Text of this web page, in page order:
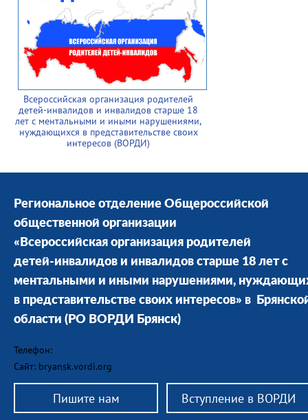
Всероссийская организация родителей
детей-инвалидов и инвалидов старше 18
лет с ментальными и иными нарушениями,
нуждающихся в представительстве своих
интересов (ВОРДИ)
Региональное отделение Общероссийской
общественной организации
«Всероссийская организация родителей
детей-инвалидов и инвалидов старше 18 лет с
ментальными и иными нарушениями,
в представительстве своих интересов» в
области (РО ВОРДИ Брянск)
Телефон:
Сайт: bryansk.vordi.org
Пишите нам Вступление в ВОРДИ